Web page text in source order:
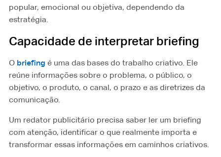
popular, emocional ou objetiva, dependendo da
estratégia.
Capacidade de interpretar briefing
O briefing ⁠ é uma das bases do trabalho criativo. Ele
reúne informações sobre o problema, o público, o
objetivo, o produto, o canal, o prazo e as diretrizes da
comunicação.
Um redator publicitário precisa saber ler um briefing
com atenção, identificar o que realmente importa e
transformar essas informações em caminhos criativos.